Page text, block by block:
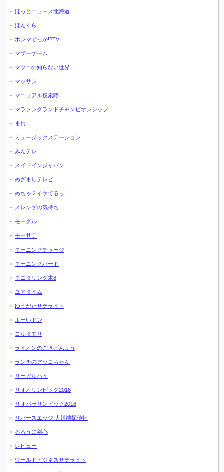
ほっとニュース北海道
ぼんくら
ホンマでっか!?TV
マザーゲーム
マツコの知らない世界
マッサン
マニュアル捜索隊
マラソングランドチャンピオンシップ
まれ
ミュージックステーション
みんテレ
メイドインジャパン
めざましテレビ
めちゃ２イケてるッ！
メレンゲの気持ち
モーグル
モーサテ
モーニングチャージ
モーニングバード
モニタリング木8
ユアタイム
ゆうがたサテライト
よーいドン
ヨルタモリ
ライオンのごきげんよう
ランチのアッコちゃん
リーガルハイ
リオオリンピック2016
リオパラリンピック2016
リバースエッジ 大川端探偵社
るろうに剣心
レビュー
ワールドビジネスサテライト